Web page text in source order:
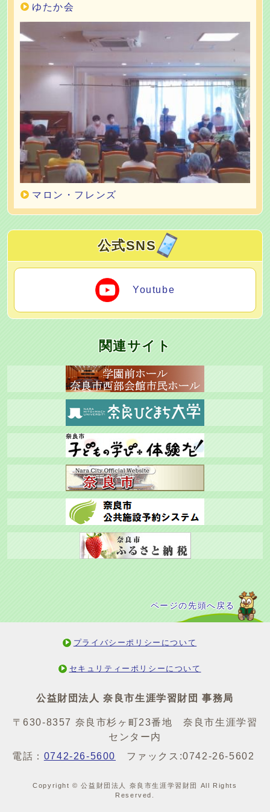
ゆたか会
マロン・フレンズ
公式SNS
Youtube
関連サイト
ページの先頭へ戻る
プライバシーポリシーについて
セキュリティーポリシーについて
公益財団法人 奈良市生涯学習財団 事務局
〒630-8357 奈良市杉ヶ町23番地 奈良市生涯学習
センター内
電話： 0742-26-5600 ファックス:0742-26-5602
Copyright © 公益財団法人 奈良市生涯学習財団 All Rights
Reserved.